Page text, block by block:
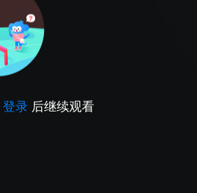
登录 后继续观看